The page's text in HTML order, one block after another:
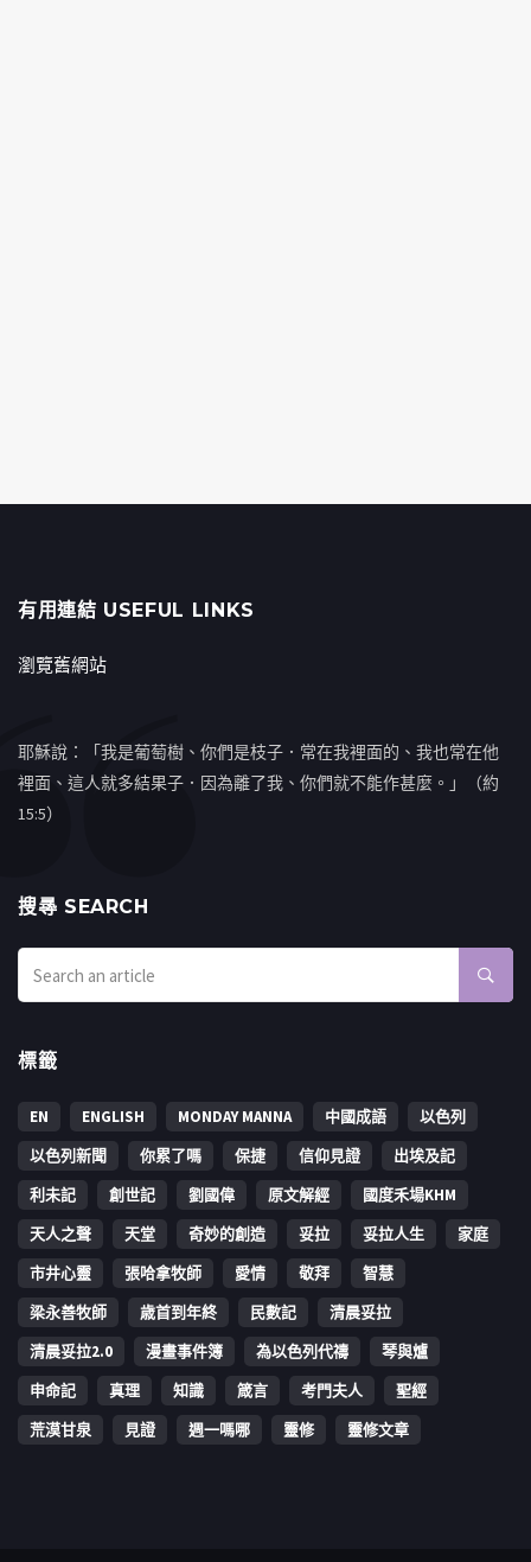
有用連結 USEFUL LINKS
瀏覽舊網站
耶穌說：「我是葡萄樹、你們是枝子．常在我裡面的、我也常在他
裡面、這人就多結果子．因為離了我、你們就不能作甚麼。」（約
15:5）
搜㝷 SEARCH
標籤
EN ENGLISH MONDAY MANNA 中國成語
以色列
以色列新聞
你累了嗎 保捷 信仰見證
出埃及記
利未記
創世記 劉國偉 原文解經
國度禾場KHM
天人之聲
天堂 奇妙的創造 妥拉 妥拉人生
家庭
市井心靈
張哈拿牧師 愛情 敬拜
智慧
梁永善牧師
歳首到年終 民數記
清晨妥拉
清晨妥拉2.0
漫畫事件簿 為以色列代禱
琴與爐
申命記
真理 知識 箴言 考門夫人
聖經
荒漠甘泉
見證 週一嗎哪 靈修 靈修文章